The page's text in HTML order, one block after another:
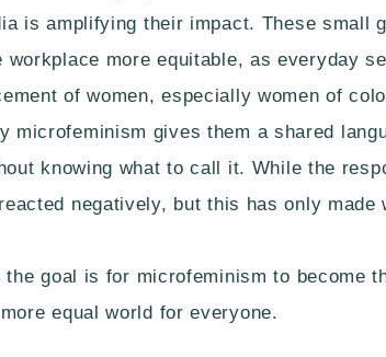
is amplifying their impact. These small
workplace more equitable, as everyday
of women, especially women of
microfeminism gives them a shared
knowing what to call it. While the
negatively, but this has only made
the goal is for microfeminism to become
equal world for everyone.